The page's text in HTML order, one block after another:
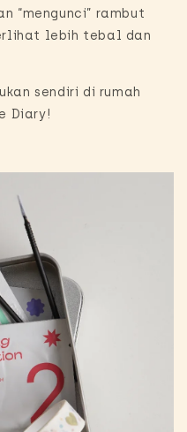
“mengunci” rambut
lebih tebal dan
sendiri di rumah
Diary!